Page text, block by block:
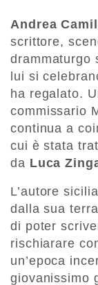
Andrea
scrittore,
drammaturgo
lui si
ha regalato.
commissario
continua a
cui è stata
da Luca
L’autore
dalla sua
di poter
rischiarare
un’epoca
giovanissimo